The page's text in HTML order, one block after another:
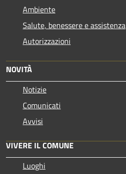
Ambiente
Salute, benessere e assistenza
Autorizzazioni
NOVITÀ
Notizie
Comunicati
Avvisi
VIVERE IL COMUNE
Luoghi